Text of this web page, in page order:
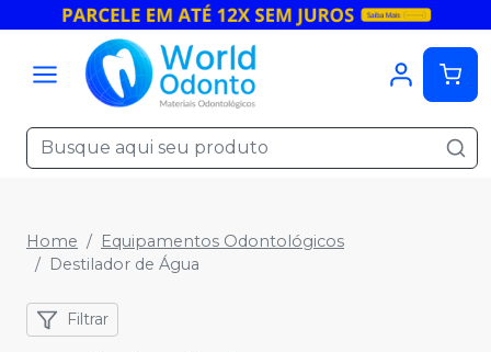
Home
Equipamentos Odontológicos
Destilador de Água
Filtrar